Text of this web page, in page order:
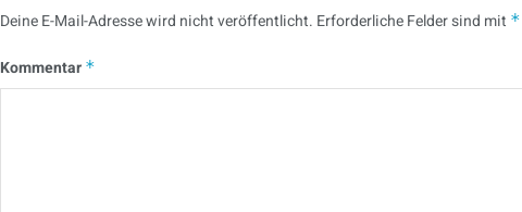
Deine E-Mail-Adresse wird nicht veröffentlicht. Erforderliche Felder sind mit *
Kommentar *